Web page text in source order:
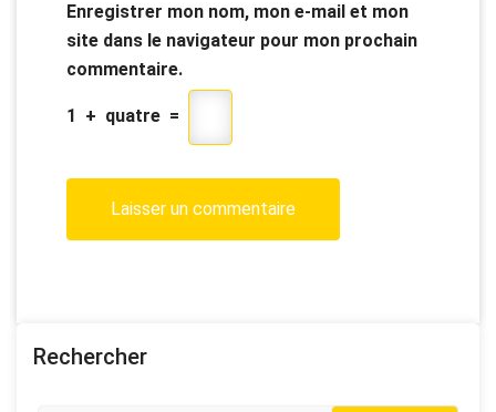
Enregistrer mon nom, mon e-mail et mon
site dans le navigateur pour mon prochain
commentaire.
1 + quatre =
Rechercher